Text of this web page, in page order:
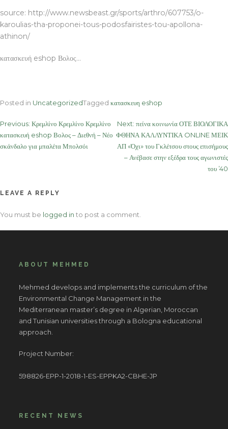
source: http://www.newsbeast.gr/sports/arthro/607753/o-
karoulias-tha-proponei-tous-podosfairistes-tou-apollona-
athinon/
κατασκευή eshop Βολος…
Posted in UncategorizedTagged κατασκευη eshop
Post
navigation
Previous: Κρεμλίνο Κρεμλίνο Κρεμλίνο
κατασκευή eshop Βολος – Διεθνή – Νέο
σκάνδαλο για μπαλέτα Μπολσόι
Next: πείνα κοινωνία ΟΤΕ ΒΙΟΛΟΓΙΚΑ
ΦΘΗΝΑ ΚΑΛΛΥΝΤΙΚΑ ONLINE ΜΕΙΚ
ΑΠ «Όχι» του Γκλέτσου στους επισήμους
– Ανέβασε στην εξέδρα τους αγωνιστές
του ’40
LEAVE A REPLY
You must be logged in to post a comment.
ABOUT MEHMED
Mehmed develops and implements the curriculum of the
Environmental Change Management in the
Mediterranean master’s degree in Algerian, Moroccan
and Tunisian universities through a Bologna educational
approach.
Project Number:
598826-EPP-1-2018-1-ES-EPPKA2-CBHE-JP
RECENT NEWS